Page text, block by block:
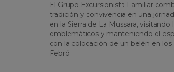
El Grupo Excursionista Familiar
tradición y convivencia en una
en la Sierra de La Mussara, visitando
emblemáticos y manteniendo el
con la colocación de un belén en los
Febró.